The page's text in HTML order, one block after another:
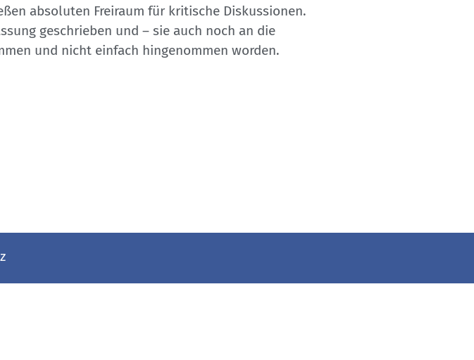
absoluten Freiraum für kritische Diskussionen.
geschrieben und – sie auch noch an die
und nicht einfach hingenommen worden.